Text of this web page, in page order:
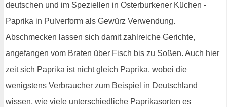
deutschen und im Speziellen in Osterburkener Küchen -
Paprika in Pulverform als Gewürz Verwendung.
Abschmecken lassen sich damit zahlreiche Gerichte,
angefangen vom Braten über Fisch bis zu Soßen. Auch hier
zeit sich Paprika ist nicht gleich Paprika, wobei die
wenigstens Verbraucher zum Beispiel in Deutschland
wissen, wie viele unterschiedliche Paprikasorten es